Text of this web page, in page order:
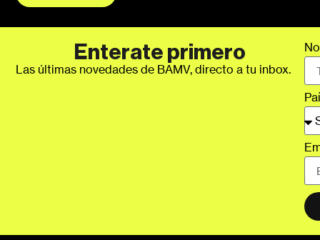
Enterate primero
Las últimas novedades de BAMV, directo a tu inbox.